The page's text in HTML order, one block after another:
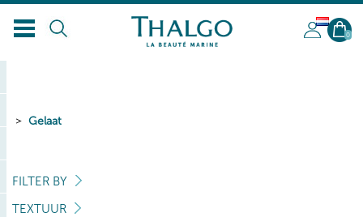
NL
0
Gelaat
FILTER BY
TEXTUUR